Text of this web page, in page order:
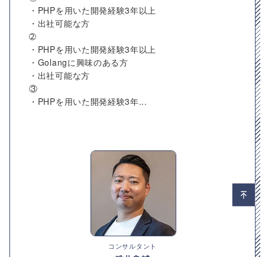
・PHPを用いた開発経験3年以上
・出社可能な方
➁
・PHPを用いた開発経験3年以上
・Golangに興味のある方
・出社可能な方
③
・PHPを用いた開発経験3年...
コンサルタント